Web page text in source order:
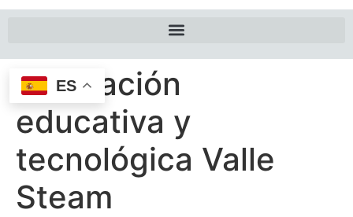
ES
Asociación
educativa y
tecnológica Valle
Steam